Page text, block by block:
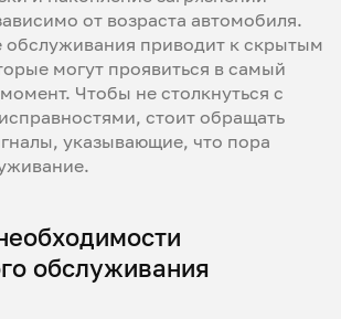
от возраста автомобиля.
обслуживания приводит к скрытым
могут проявиться в самый
Чтобы не столкнуться с
стоит обращать
указывающие, что пора
обслуживания